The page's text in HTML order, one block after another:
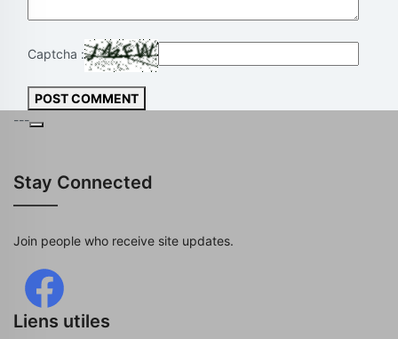
Captcha :
POST COMMENT
---
Stay Connected
Join people who receive site updates.
Liens utiles